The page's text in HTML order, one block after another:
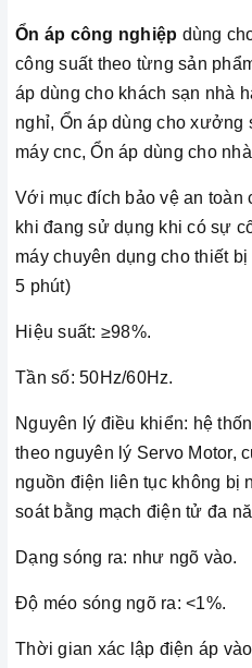
Ổn áp công nghiệp dùng
công suất theo từng sản
áp dùng cho khách sạn nhà
nghỉ, Ổn áp dùng cho xưởng
máy cnc, Ổn áp dùng cho
Với mục đích bảo vệ an toàn
khi đang sử dụng khi có sự
máy chuyên dụng cho thiết
5 phút)
Hiệu suất: ≥98%.
Tần số: 50Hz/60Hz.
Nguyên lý điều khiển: hệ
theo nguyên lý Servo Motor,
nguồn điện liên tục không bị
soát bằng mạch điện tử đa
Dạng sóng ra: như ngõ vào.
Độ méo sóng ngõ ra: <1%.
Thời gian xác lập điện áp